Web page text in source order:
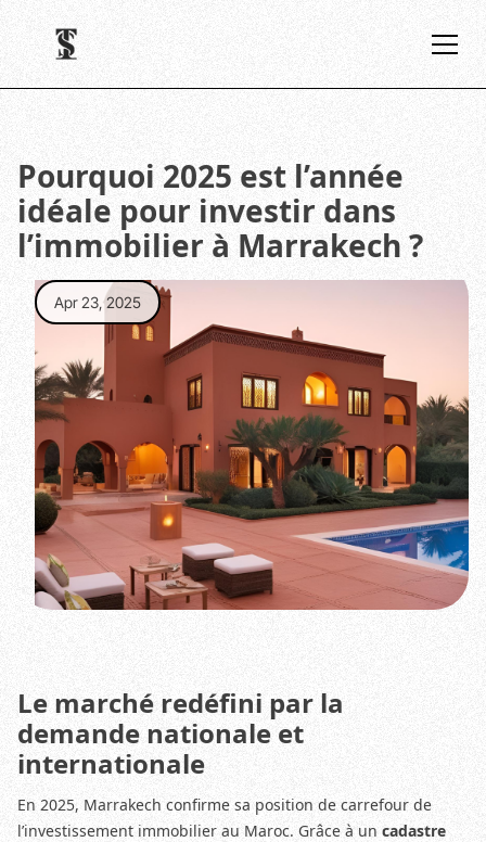
Pourquoi 2025 est l’année
idéale pour investir dans
l’immobilier à Marrakech ?
Apr 23, 2025
Le marché redéfini par la
demande nationale et
internationale
En 2025, Marrakech confirme sa position de carrefour de
l’investissement immobilier au Maroc. Grâce à un cadastre